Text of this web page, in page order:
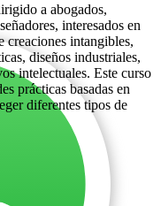
a abogados,
interesados en
creaciones intangibles,
diseños industriales,
intelectuales. Este curso
prácticas basadas en
diferentes tipos de